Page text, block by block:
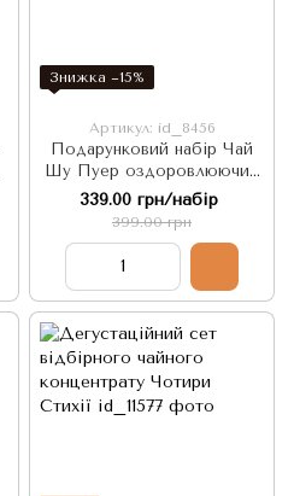
Знижка −15%
Артикул: id_8456
Подарунковий набір Чай
Шу Пуер оздоровлюючий
з клейким рисом 15 шт по
5г. Китай
339.00 грн/набір
399.00 грн